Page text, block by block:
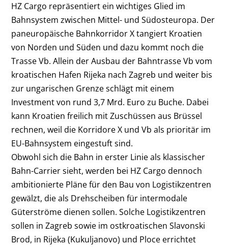
HZ Cargo repräsentiert ein wichtiges Glied im
Bahnsystem zwischen Mittel- und Südosteuropa. Der
paneuropäische Bahnkorridor X tangiert Kroatien
von Norden und Süden und dazu kommt noch die
Trasse Vb. Allein der Ausbau der Bahntrasse Vb vom
kroatischen Hafen Rijeka nach Zagreb und weiter bis
zur ungarischen Grenze schlägt mit einem
Investment von rund 3,7 Mrd. Euro zu Buche. Dabei
kann Kroatien freilich mit Zuschüssen aus Brüssel
rechnen, weil die Korridore X und Vb als prioritär im
EU-Bahnsystem eingestuft sind.
Obwohl sich die Bahn in erster Linie als klassischer
Bahn-Carrier sieht, werden bei HZ Cargo dennoch
ambitionierte Pläne für den Bau von Logistikzentren
gewälzt, die als Drehscheiben für intermodale
Güterströme dienen sollen. Solche Logistikzentren
sollen in Zagreb sowie im ostkroatischen Slavonski
Brod, in Rijeka (Kukuljanovo) und Ploce errichtet